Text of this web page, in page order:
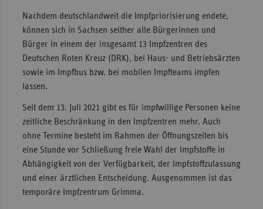
Nachdem deutschlandweit die Impfpriorisierung endete,
können sich in Sachsen seither alle Bürgerinnen und
Bürger in einem der insgesamt 13 Impfzentren des
Deutschen Roten Kreuz (DRK), bei Haus- und Betriebsärzten
sowie im Impfbus bzw. bei mobilen Impfteams impfen
lassen.
Seit dem 13. Juli 2021 gibt es für impfwillige Personen keine
zeitliche Beschränkung in den Impfzentren mehr. Auch
ohne Termine besteht im Rahmen der Öffnungszeiten bis
eine Stunde vor Schließung freie Wahl der Impfstoffe in
Abhängigkeit von der Verfügbarkeit, der Impfstoffzulassung
und einer ärztlichen Entscheidung. Ausgenommen ist das
temporäre Impfzentrum Grimma.